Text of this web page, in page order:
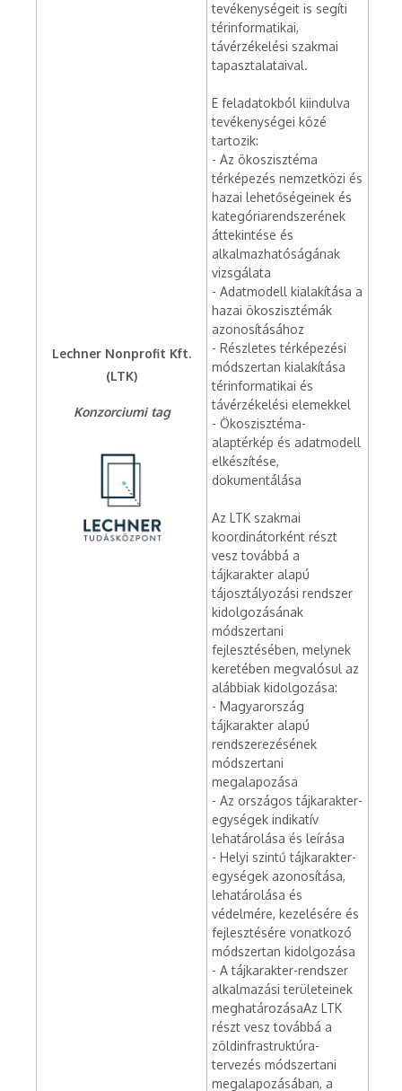
Lechner Nonprofit Kft.
(LTK)
Konzorciumi tag
tevékenységeit is segíti
térinformatikai,
távérzékelési szakmai
tapasztalataival.
E feladatokból kiindulva
tevékenységei közé
tartozik:
- Az ökoszisztéma
térképezés nemzetközi és
hazai lehetőségeinek és
kategóriarendszerének
áttekintése és
alkalmazhatóságának
vizsgálata
- Adatmodell kialakítása a
hazai ökoszisztémák
azonosításához
- Részletes térképezési
módszertan kialakítása
térinformatikai és
távérzékelési elemekkel
- Ökoszisztéma-
alaptérkép és adatmodell
elkészítése,
dokumentálása
Az LTK szakmai
koordinátorként részt
vesz továbbá a
tájkarakter alapú
tájosztályozási rendszer
kidolgozásának
módszertani
fejlesztésében, melynek
keretében megvalósul az
alábbiak kidolgozása:
- Magyarország
tájkarakter alapú
rendszerezésének
módszertani
megalapozása
- Az országos tájkarakter-
egységek indikatív
lehatárolása és leírása
- Helyi szintű tájkarakter-
egységek azonosítása,
lehatárolása és
védelmére, kezelésére és
fejlesztésére vonatkozó
módszertan kidolgozása
- A tájkarakter-rendszer
alkalmazási területeinek
meghatározásaAz LTK
részt vesz továbbá a
zöldinfrastruktúra-
tervezés módszertani
megalapozásában, a